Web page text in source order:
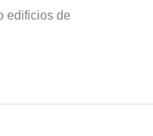
edificios de